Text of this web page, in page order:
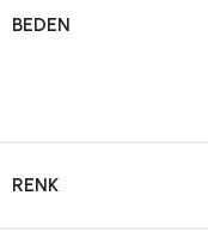
BEDEN
RENK